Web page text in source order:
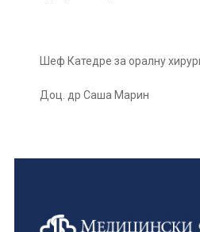
Шеф Катедре за оралну
Доц. др Саша Марин